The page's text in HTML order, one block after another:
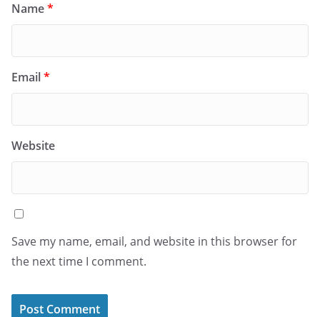
Name*
Email*
Website
Save my name, email, and website in this browser for
the next time I comment.